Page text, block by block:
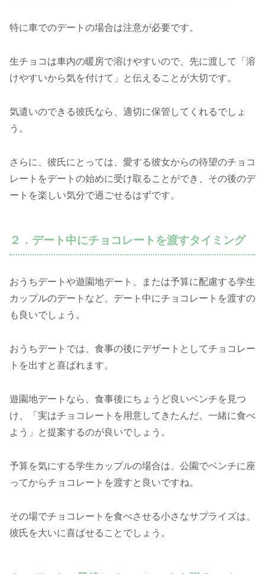
特に車でのデートの場合は注意が必要です。
生チョコは車内の暖房で溶けやすいので、先に渡して「溶
けやすいから気を付けて」と伝えることが大切です。
気遣いのできる彼氏なら、適切に保管してくれるでしょ
う。
さらに、彼氏にとっては、愛する彼女からの待望のチョコ
レートをデートの始めに受け取ることができ、その後のデ
ートを楽しい気分で過ごせるはずです。
２．デート中にチョコレートを渡すタイミング
おうちデートや遊園地デート、または予算に配慮する学生
カップルのデートなど、デート中にチョコレートを渡すの
も良いでしょう。
おうちデートでは、食事の後にデザートとしてチョコレー
トを出すと喜ばれます。
遊園地デートなら、食事後にちょうど良いベンチを見つ
け、「実はチョコレートを用意してきたんだ。一緒に食べ
よう」と提案するのが良いでしょう。
予算を気にする学生カップルの場合は、公園でベンチに座
ってからチョコレートを渡すと良いですね。
その場でチョコレートを食べさせる小さなサプライズは、
彼氏を大いに喜ばせることでしょう。